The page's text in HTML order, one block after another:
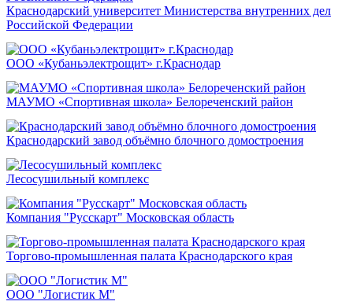
Краснодарский университет Министерства внутренних дел
Российской Федерации
ООО «Кубаньэлектрощит» г.Краснодар
МАУМО «Спортивная школа» Белореченский район
Краснодарский завод объёмно блочного домостроения
Лесосушильный комплекс
Компания "Русскарт" Московская область
Торгово-промышленная палата Краснодарского края
ООО "Логистик М"